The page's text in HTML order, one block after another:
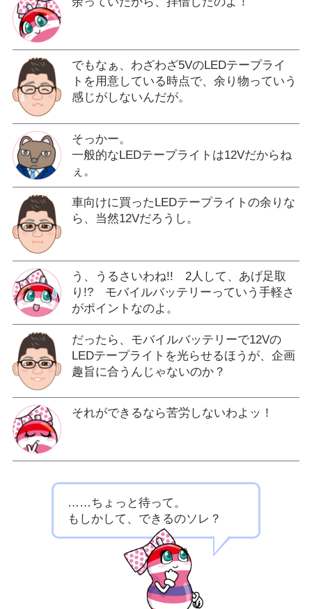
でもなぁ、わざわざ5VのLEDテープライ
トを用意している時点で、余り物っていう
感じがしないんだが。
そっかー。
一般的なLEDテープライトは12Vだからね
ぇ。
車向けに買ったLEDテープライトの余りな
ら、当然12Vだろうし。
う、うるさいわね!! 2人して、あげ足取
り!? モバイルバッテリーっていう手軽さ
がポイントなのよ。
だったら、モバイルバッテリーで12Vの
LEDテープライトを光らせるほうが、企画
趣旨に合うんじゃないのか？
それができるなら苦労しないわよッ！
……ちょっと待って。
もしかして、できるのソレ？